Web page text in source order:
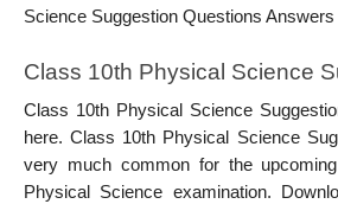
Science Suggestion Questions
Class 10th Physical Science
Class 10th Physical Science
here. Class 10th Physical Science
very much common for the
Physical Science examination.